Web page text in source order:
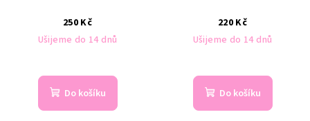
250 Kč
Ušijeme do 14 dnů
Do košíku
220 Kč
Ušijeme do 14 dnů
Do košíku